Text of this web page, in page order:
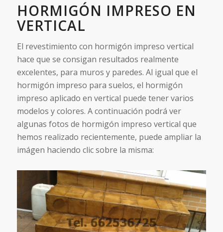
HORMIGÓN IMPRESO EN
VERTICAL
El revestimiento con hormigón impreso vertical
hace que se consigan resultados realmente
excelentes, para muros y paredes. Al igual que el
hormigón impreso para suelos, el hormigón
impreso aplicado en vertical puede tener varios
modelos y colores. A continuación podrá ver
algunas fotos de hormigón impreso vertical que
hemos realizado recientemente, puede ampliar la
imágen haciendo clic sobre la misma: